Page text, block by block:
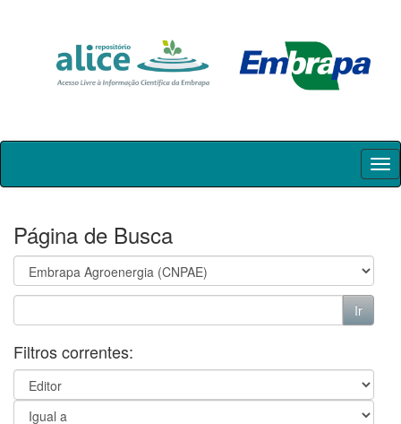
Skip
Página de Busca
Filtros correntes: